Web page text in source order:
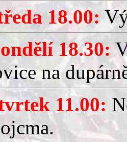
18.00:
18.30:
na
11.00: